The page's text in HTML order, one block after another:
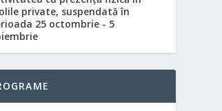
private, suspendată în
25 octombrie - 5